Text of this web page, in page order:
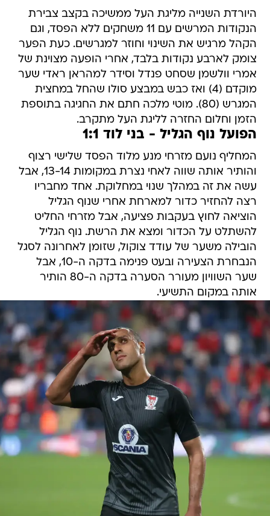
היורדת השנייה מליגת העל ממשיכה בקצב צבירת
הנקודות המרשים עם 11 משחקים ללא הפסד, וגם
הקהל מרגיש את השינוי וחוזר למגרשים. כעת הפער
צומק לארבע נקודות בלבד, אחרי הופעה מצוינת של
אמרי וולשמן שסחט פנדל וסידר למהראן ראדי שער
מוקדם (4) ואז כבש במבצע סולו שהחל במחצית
המגרש (80). מוטי מלכה חתם את החגיגה בתוספת
הזמן וחלום החזרה לליגת העל מתקרב.
הפועל נוף הגליל - בני לוד 1:1
המחליף נועם מזרחי מנע מלוד הפסד שלישי רצוף
והותיר אותה שווה לאחי נצרת במקומות 13-14, אבל
עשה את זה במהלך שנוי במחלוקת. אחד מחבריו
רצה להחזיר כדור למארחת אחרי שנוף הגליל
הוציאה לחוץ בעקבות פציעה, אבל מזרחי החליט
להשתלט על הכדור ומצא את הרשת. נוף הגליל
הובילה משער של עודד צוקול, שזומן לאחרונה לסגל
הנבחרת הצעירה ובעט פנימה בדקה ה-10, אבל
שער השוויון מעורר הסערה בדקה ה-80 הותיר
אותה במקום התשיעי.